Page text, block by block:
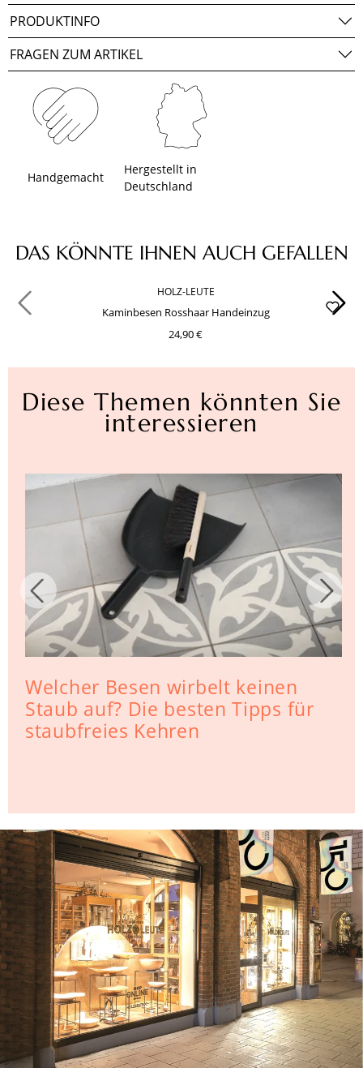
PRODUKTINFO
FRAGEN ZUM ARTIKEL
Handgemacht
Hergestellt in
Deutschland
Produktgalerie überspringen
DAS KÖNNTE IHNEN AUCH GEFALLEN
HOLZ-LEUTE
Kaminbesen Rosshaar Handeinzug
24,90 €
Diese Themen könnten Sie
interessieren
Welcher Besen wirbelt keinen
Staub auf? Die besten Tipps für
staubfreies Kehren